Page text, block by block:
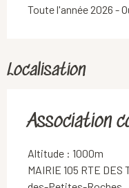
Toute l'année 2026 -
Localisation
Association
Altitude : 1000m
MAIRIE 105 RTE